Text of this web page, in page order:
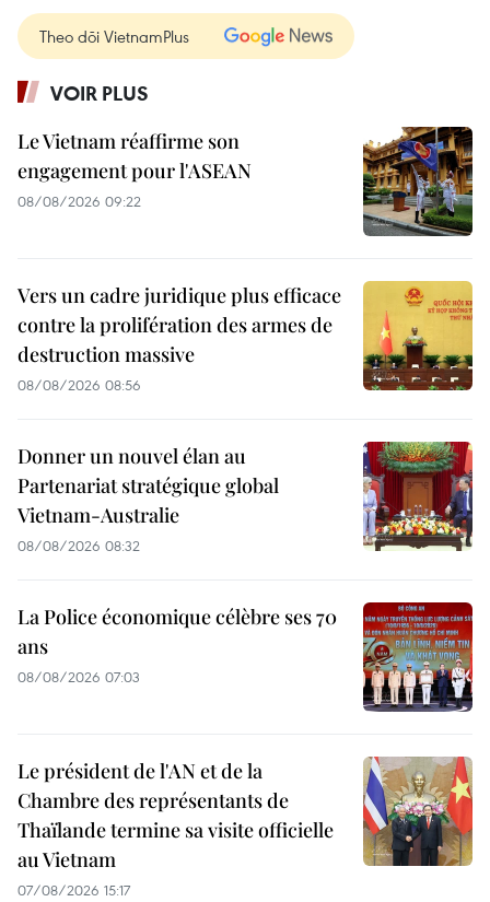
Theo dõi VietnamPlus
VOIR PLUS
Le Vietnam réaffirme son
engagement pour l'ASEAN
08/08/2026 09:22
Vers un cadre juridique plus efficace
contre la prolifération des armes de
destruction massive
08/08/2026 08:56
Donner un nouvel élan au
Partenariat stratégique global
Vietnam-Australie
08/08/2026 08:32
La Police économique célèbre ses 70
ans
08/08/2026 07:03
Le président de l'AN et de la
Chambre des représentants de
Thaïlande termine sa visite officielle
au Vietnam
07/08/2026 15:17